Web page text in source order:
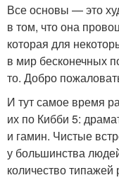
Все основы — это
в том, что она
которая для
в мир бесконечных
то. Добро
И тут самое время
их по Кибби 5:
и гамин. Чистые
у большинства
количество типажей